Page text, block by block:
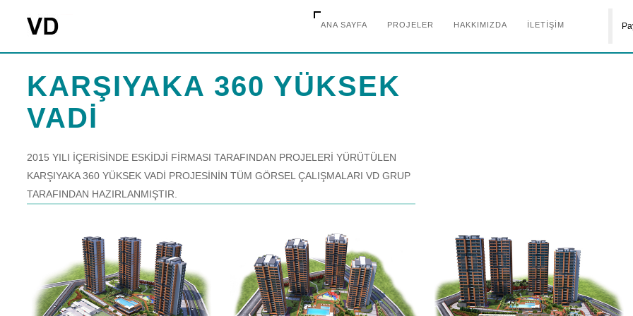
ANA SAYFA PROJELER HAKKIMIZDA İLETİŞİM
KARŞIYAKA 360 YÜKSEK
VADİ
2015 YILI İÇERİSİNDE ESKİDJİ FİRMASI TARAFINDAN PROJELERİ YÜRÜTÜLEN
KARŞIYAKA 360 YÜKSEK VADİ PROJESİNİN TÜM GÖRSEL ÇALIŞMALARI VD GRUP
TARAFINDAN HAZIRLANMIŞTIR.